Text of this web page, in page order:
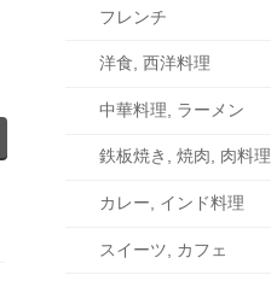
フレンチ
洋食, 西洋料理
中華料理, ラーメン
鉄板焼き, 焼肉, 肉料理
カレー, インド料理
スイーツ, カフェ